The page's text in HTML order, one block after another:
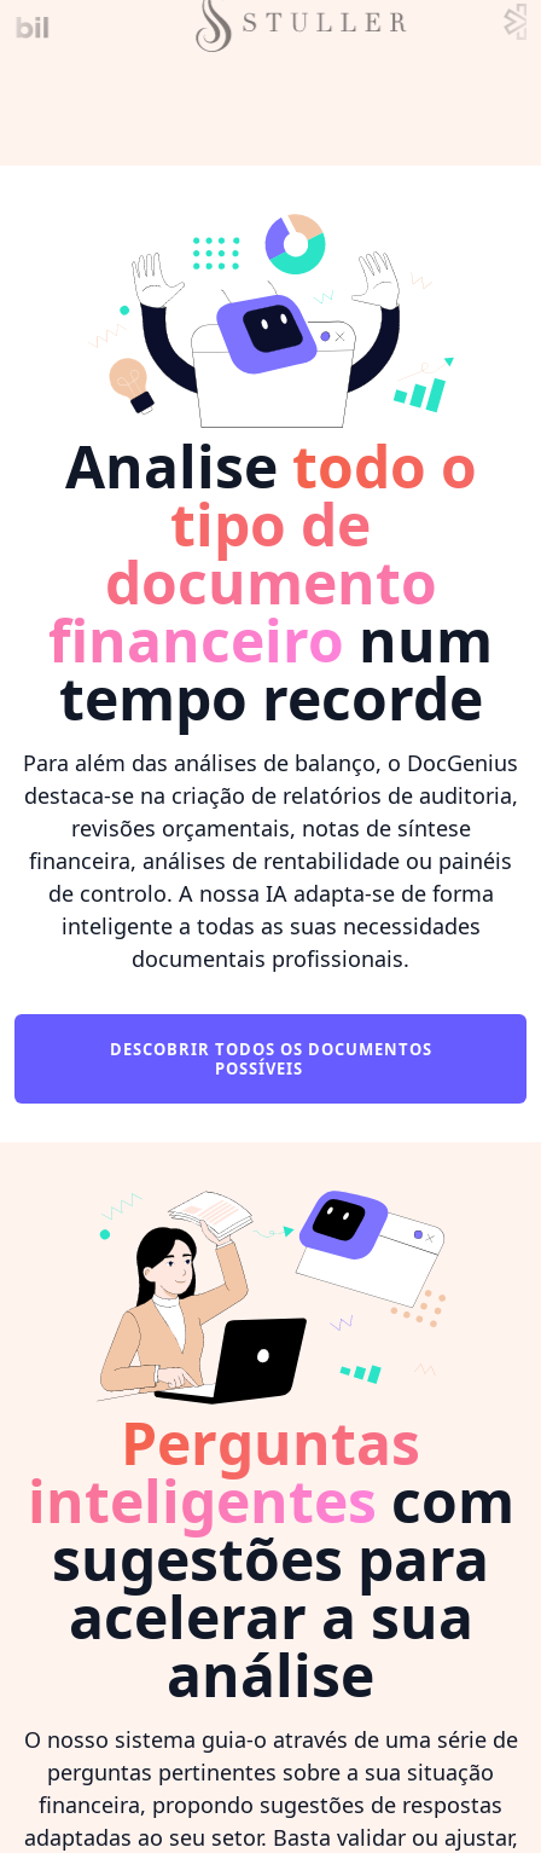
Analise todo o
tipo de
documento
financeiro num
tempo recorde
Para além das análises de balanço, o DocGenius
destaca-se na criação de relatórios de auditoria,
revisões orçamentais, notas de síntese
financeira, análises de rentabilidade ou painéis
de controlo. A nossa IA adapta-se de forma
inteligente a todas as suas necessidades
documentais profissionais.
DESCOBRIR TODOS OS DOCUMENTOS
POSSÍVEIS
Perguntas
inteligentes com
sugestões para
acelerar a sua
análise
O nosso sistema guia-o através de uma série de
perguntas pertinentes sobre a sua situação
financeira, propondo sugestões de respostas
adaptadas ao seu setor. Basta validar ou ajustar,